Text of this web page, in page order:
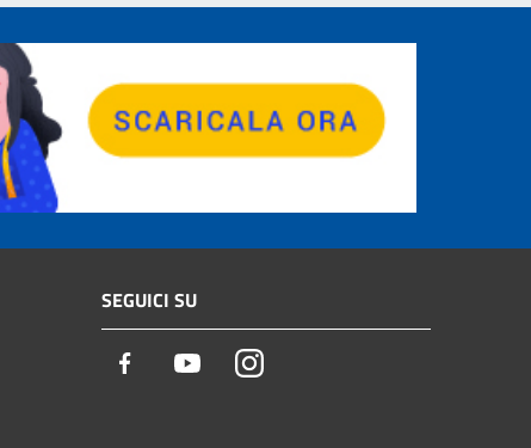
SEGUICI SU
Facebook YoutubeInstagram